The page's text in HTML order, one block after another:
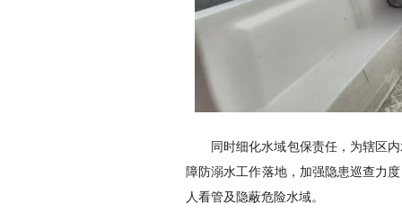
同时细化水域包保责任，为辖区
障防溺水工作落地，加强隐患巡查力
人看管及隐蔽危险水域。